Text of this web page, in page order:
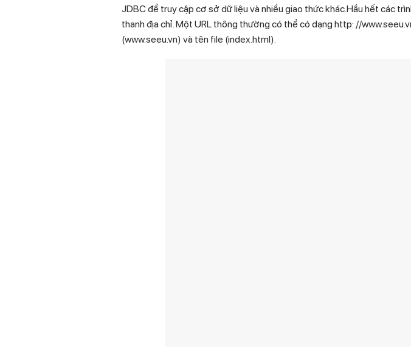
JDBC để truy cập cơ sở dữ liệu và nhiều giao thức khác.Hầu hết các
thanh địa chỉ. Một URL thông thường có thể có dạng http: //
(www.seeu.vn) và tên file (index.html).